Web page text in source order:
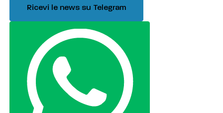
Ricevi le news su Telegram